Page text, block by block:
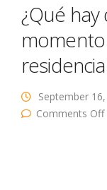
¿Qué
September 16,
Comments Off